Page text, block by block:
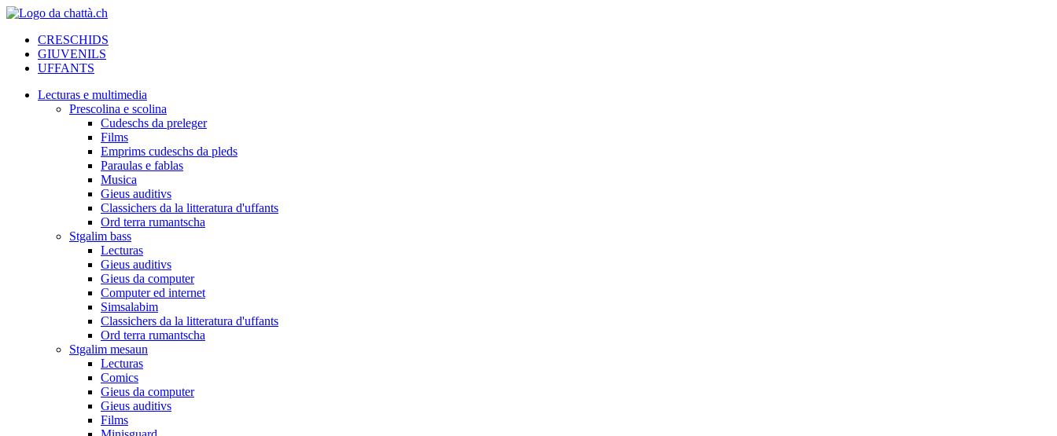
CRESCHIDS
GIUVENILS
UFFANTS
Lecturas e multimedia
Prescolina e scolina
Cudeschs da preleger
Films
Emprims cudeschs da pleds
Paraulas e fablas
Musica
Gieus auditivs
Classichers da la litteratura d'uffants
Ord terra rumantscha
Stgalim bass
Lecturas
Gieus auditivs
Gieus da computer
Computer ed internet
Simsalabim
Classichers da la litteratura d'uffants
Ord terra rumantscha
Stgalim mesaun
Lecturas
Comics
Gieus da computer
Gieus auditivs
Films